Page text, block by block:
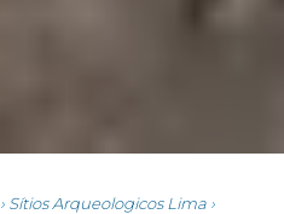
› Sítios Arqueologicos Lima ›